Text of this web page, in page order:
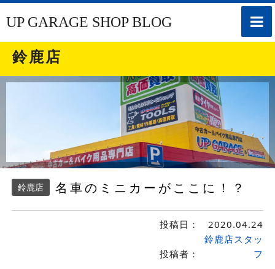
toggle
UP GARAGE SHOP BLOG
鈴鹿店
鈴鹿店 名車のミニカーがここに！？
投稿日： 2020.04.24
投稿者：
鈴鹿店スタッ
フ